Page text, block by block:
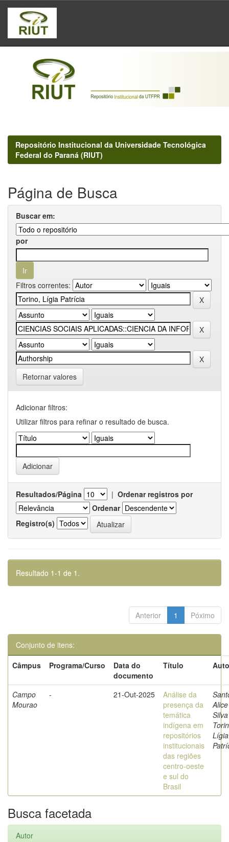
Skip
navigation
Repositório Institucional da Universidade Tecnológica
Federal do Paraná (RIUT)
Página de Busca
Buscar em:
por
Filtros correntes:
Retornar valores
Adicionar filtros:
Utilizar filtros para refinar o resultado de busca.
Resultados/Página | Ordenar registros por
Ordenar
Registro(s)
Resultado 1-1 de 1.
Anterior 1 Póximo
Conjunto de itens:
Câmpus
Programa/Curso
Data do
documento
Título
Campo
Mourao
- 21-Out-2025
Análise da
presença da
temática
indígena em
repositórios
institucionais
das regiões
centro-oeste
e sul do
Brasil
Lígia
Busca facetada
Autor